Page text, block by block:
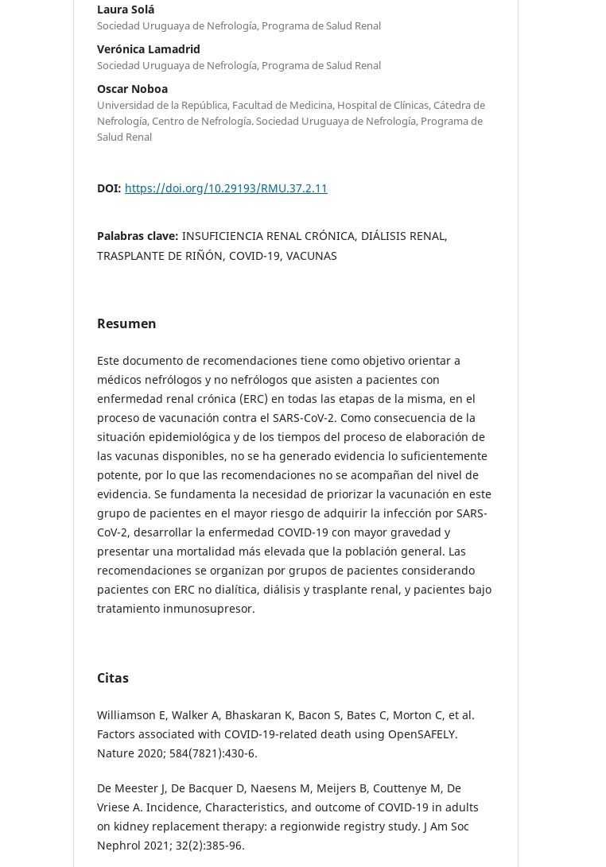
Laura Solá
Sociedad Uruguaya de Nefrología, Programa de Salud Renal
Verónica Lamadrid
Sociedad Uruguaya de Nefrología, Programa de Salud Renal
Oscar Noboa
Universidad de la República, Facultad de Medicina, Hospital de Clínicas, Cátedra de
Nefrología, Centro de Nefrología. Sociedad Uruguaya de Nefrología, Programa de
Salud Renal
DOI: https://doi.org/10.29193/RMU.37.2.11
Palabras clave: INSUFICIENCIA RENAL CRÓNICA, DIÁLISIS RENAL,
TRASPLANTE DE RIÑÓN, COVID-19, VACUNAS
Resumen
Este documento de recomendaciones tiene como objetivo orientar a
médicos nefrólogos y no nefrólogos que asisten a pacientes con
enfermedad renal crónica (ERC) en todas las etapas de la misma, en el
proceso de vacunación contra el SARS-CoV-2. Como consecuencia de la
situación epidemiológica y de los tiempos del proceso de elaboración de
las vacunas disponibles, no se ha generado evidencia lo suficientemente
potente, por lo que las recomendaciones no se acompañan del nivel de
evidencia. Se fundamenta la necesidad de priorizar la vacunación en este
grupo de pacientes en el mayor riesgo de adquirir la infección por SARS-
CoV-2, desarrollar la enfermedad COVID-19 con mayor gravedad y
presentar una mortalidad más elevada que la población general. Las
recomendaciones se organizan por grupos de pacientes considerando
pacientes con ERC no dialítica, diálisis y trasplante renal, y pacientes bajo
tratamiento inmunosupresor.
Citas
Williamson E, Walker A, Bhaskaran K, Bacon S, Bates C, Morton C, et al.
Factors associated with COVID-19-related death using OpenSAFELY.
Nature 2020; 584(7821):430-6.
De Meester J, De Bacquer D, Naesens M, Meijers B, Couttenye M, De
Vriese A. Incidence, Characteristics, and outcome of COVID-19 in adults
on kidney replacement therapy: a regionwide registry study. J Am Soc
Nephrol 2021; 32(2):385-96.